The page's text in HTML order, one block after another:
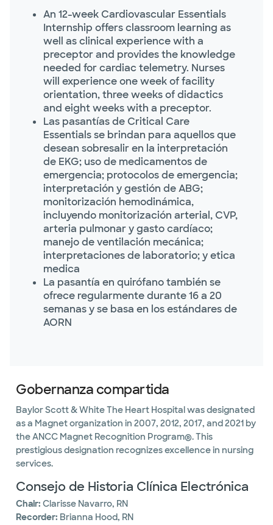
An 12-week Cardiovascular Essentials
Internship offers classroom learning as
well as clinical experience with a
preceptor and provides the knowledge
needed for cardiac telemetry. Nurses
will experience one week of facility
orientation, three weeks of didactics
and eight weeks with a preceptor.
Las pasantías de Critical Care
Essentials se brindan para aquellos que
desean sobresalir en la interpretación
de EKG; uso de medicamentos de
emergencia; protocolos de emergencia;
interpretación y gestión de ABG;
monitorización hemodinámica,
incluyendo monitorización arterial, CVP,
arteria pulmonar y gasto cardíaco;
manejo de ventilación mecánica;
interpretaciones de laboratorio; y etica
medica
La pasantía en quirófano también se
ofrece regularmente durante 16 a 20
semanas y se basa en los estándares de
AORN
Gobernanza compartida
Baylor Scott & White The Heart Hospital was designated
as a Magnet organization in 2007, 2012, 2017, and 2021 by
the ANCC Magnet Recognition Program®. This
prestigious designation recognizes excellence in nursing
services.
Consejo de Historia Clínica Electrónica
Chair: Clarisse Navarro, RN
Recorder: Brianna Hood, RN